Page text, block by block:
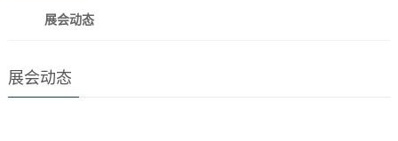
展会动态
展会动态